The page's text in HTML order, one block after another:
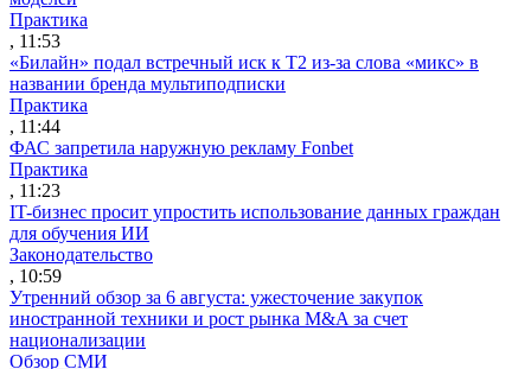
Практика
, 11:53
«Билайн» подал встречный иск к Т2 из-за слова «микс» в
названии бренда мультиподписки
Практика
, 11:44
ФАС запретила наружную рекламу Fonbet
Практика
, 11:23
IT-бизнес просит упростить использование данных граждан
для обучения ИИ
Законодательство
, 10:59
Утренний обзор за 6 августа: ужесточение закупок
иностранной техники и рост рынка M&A за счет
национализации
Обзор СМИ